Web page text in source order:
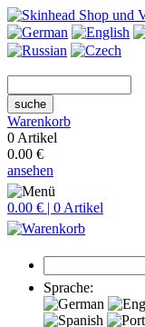
suche
Warenkorb
0 Artikel
0.00 €
ansehen
0.00 € | 0 Artikel
Sprache: